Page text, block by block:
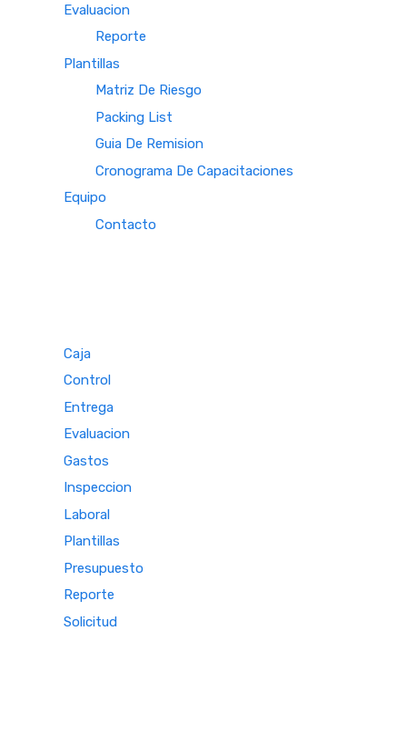
Evaluacion
Reporte
Plantillas
Matriz De Riesgo
Packing List
Guia De Remision
Cronograma De Capacitaciones
Equipo
Contacto
Caja
Control
Entrega
Evaluacion
Gastos
Inspeccion
Laboral
Plantillas
Presupuesto
Reporte
Solicitud